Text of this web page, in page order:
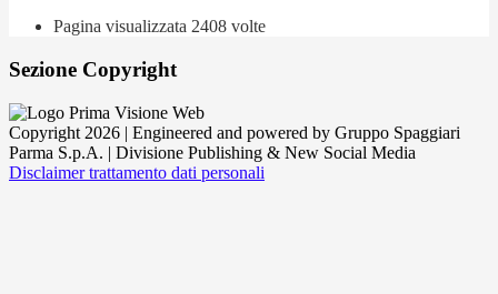
Pagina visualizzata 2408 volte
Sezione Copyright
Copyright 2026 | Engineered and powered by Gruppo Spaggiari
Parma S.p.A. | Divisione Publishing & New Social Media
Disclaimer trattamento dati personali